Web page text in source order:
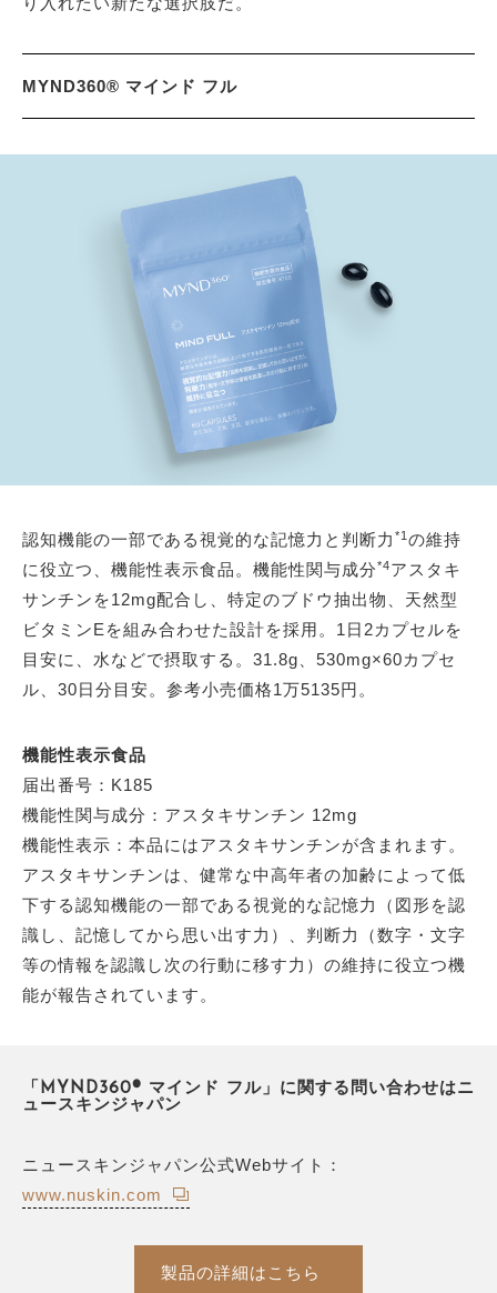
MYND360® マインド フル
認知機能の一部である視覚的な記憶力と判断力 *1 の維持
に役立つ、機能性表示食品。機能性関与成分*4アスタキ
サンチンを12mg配合し、特定のブドウ抽出物、天然型
ビタミンEを組み合わせた設計を採用。1日2カプセルを
目安に、水などで摂取する。31.8g、530mg×60カプセ
ル、30日分目安。参考小売価格1万5135円。
機能性表示食品
届出番号：K185
機能性関与成分：アスタキサンチン 12mg
機能性表示：本品にはアスタキサンチンが含まれます。
アスタキサンチンは、健常な中高年者の加齢によって低
下する認知機能の一部である視覚的な記憶力（図形を認
識し、記憶してから思い出す力）、判断力（数字・文字
等の情報を認識し次の行動に移す力）の維持に役立つ機
能が報告されています。
「MYND360® マインド フル」に関する問い合わせはニ
ュースキンジャパン
ニュースキンジャパン公式Webサイト：
www.nuskin.com
製品の詳細はこちら